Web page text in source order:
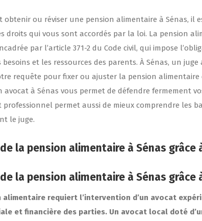
obtenir ou réviser une pension alimentaire à Sénas, il
droits qui vous sont accordés par la loi. La pension
par l’article 371-2 du Code civil, qui impose
besoins et les ressources des parents. À Sénas, un
requête pour fixer ou ajuster la pension
avocat à Sénas vous permet de défendre fermement
permet aussi de mieux comprendre les
le juge.
la pension alimentaire à Sénas
la pension alimentaire à Sénas
alimentaire requiert l’intervention d’un avocat
et financière des parties. Un avocat local doté